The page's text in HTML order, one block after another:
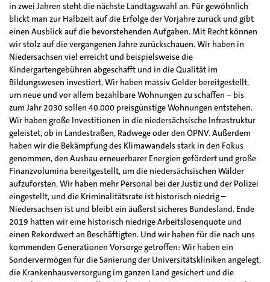
in zwei Jahren steht die nächste Landtagswahl an. Für gewöhnlich
blickt man zur Halbzeit auf die Erfolge der Vorjahre zurück und gibt
einen Ausblick auf die bevorstehenden Aufgaben. Mit Recht können
wir stolz auf die vergangenen Jahre zurückschauen. Wir haben in
Niedersachsen viel erreicht und beispielsweise die
Kindergartengebühren abgeschafft und in die Qualität im
Bildungswesen investiert. Wir haben massiv Gelder bereitgestellt,
um neue und vor allem bezahlbare Wohnungen zu schaffen – bis
zum Jahr 2030 sollen 40.000 preisgünstige Wohnungen entstehen.
Wir haben große Investitionen in die niedersächsische Infrastruktur
geleistet, ob in Landestraßen, Radwege oder den ÖPNV. Außerdem
haben wir die Bekämpfung des Klimawandels stark in den Fokus
genommen, den Ausbau erneuerbarer Energien gefördert und große
Finanzvolumina bereitgestellt, um die niedersächsischen Wälder
aufzuforsten. Wir haben mehr Personal bei der Justiz und der Polizei
eingestellt, und die Kriminalitätsrate ist historisch niedrig –
Niedersachsen ist und bleibt ein äußerst sicheres Bundesland. Ende
2019 hatten wir eine historisch niedrige Arbeitslosenquote und
einen Rekordwert an Beschäftigten. Und wir haben für die nach uns
kommenden Generationen Vorsorge getroffen: Wir haben ein
Sondervermögen für die Sanierung der Universitätskliniken angelegt,
die Krankenhausversorgung im ganzen Land gesichert und die